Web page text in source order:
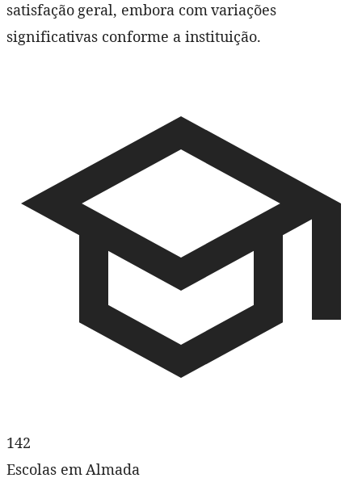
satisfação geral, embora com variações
significativas conforme a instituição.
142
Escolas em Almada